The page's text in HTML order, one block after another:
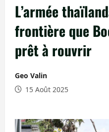
L’armée
frontière que
prêt à rouvrir
Geo Valin
15 Août 2025